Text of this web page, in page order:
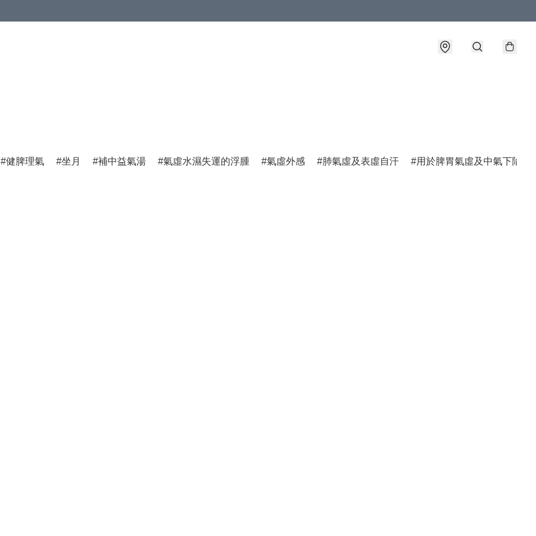
健脾理氣 坐月 補中益氣湯 氣虛水濕失運的浮腫 氣虛外感 肺氣虛及表虛自汗 用於脾胃氣虛及中氣下陷諸